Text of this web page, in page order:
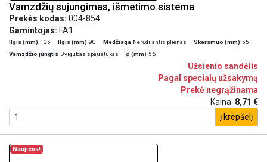
Vamzdžių sujungimas, išmetimo sistema
Prekės kodas: 004-854
Gamintojas: FA1
Ilgis (mm) 125 Ilgis (mm) 90 Medžiaga Nerūdijantis plienas Skersmuo (mm) 55
Vamzdžio jungtis Dvigubas spaustukas ø (mm) 56
Užsienio sandėlis
Pagal specialų užsakymą
Prekė negrąžinama
Kaina: 8,71 €
į krepšelį
Naujiena!